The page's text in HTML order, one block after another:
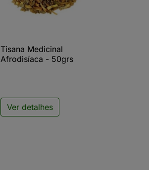
 Vista rápida
Tisana Medicinal
Afrodisíaca - 50grs
Ver detalhes